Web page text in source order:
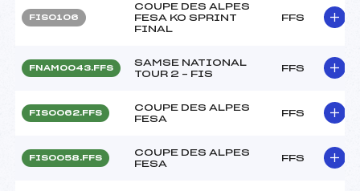
FIS0106
COUPE DES ALPES
FESA KO SPRINT
FINAL
FFS
FNAM0043.FFS
SAMSE NATIONAL
TOUR 2 – FIS
FFS
FIS0062.FFS
COUPE DES ALPES
FESA
FFS
FIS0058.FFS
COUPE DES ALPES
FESA
FFS